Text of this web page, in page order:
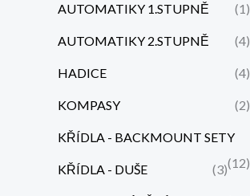
AUTOMATIKY 1.STUPNĚ (1)
AUTOMATIKY 2.STUPNĚ (4)
HADICE (4)
KOMPASY (2)
KŘÍDLA - BACKMOUNT SETY
(12)
KŘÍDLA - DUŠE (3)